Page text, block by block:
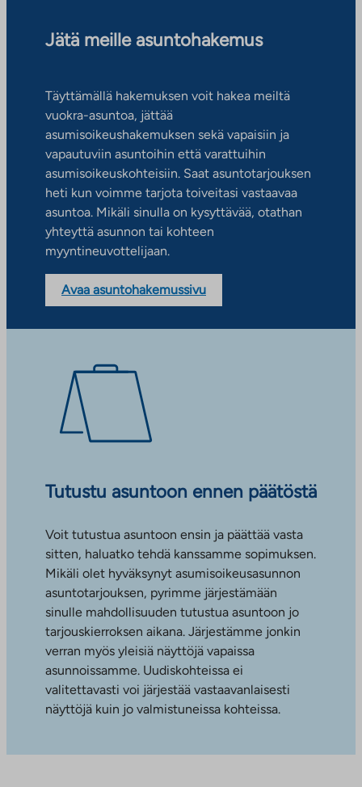
Jätä meille asuntohakemus
Täyttämällä hakemuksen voit hakea meiltä
vuokra-asuntoa, jättää
asumisoikeushakemuksen sekä vapaisiin ja
vapautuviin asuntoihin että varattuihin
asumisoikeuskohteisiin. Saat asuntotarjouksen
heti kun voimme tarjota toiveitasi vastaavaa
asuntoa. Mikäli sinulla on kysyttävää, otathan
yhteyttä asunnon tai kohteen
myyntineuvottelijaan.
Avaa asuntohakemussivu
Tutustu asuntoon ennen päätöstä
Voit tutustua asuntoon ensin ja päättää vasta
sitten, haluatko tehdä kanssamme sopimuksen.
Mikäli olet hyväksynyt asumisoikeusasunnon
asuntotarjouksen, pyrimme järjestämään
sinulle mahdollisuuden tutustua asuntoon jo
tarjouskierroksen aikana. Järjestämme jonkin
verran myös yleisiä näyttöjä vapaissa
asunnoissamme. Uudiskohteissa ei
valitettavasti voi järjestää vastaavanlaisesti
näyttöjä kuin jo valmistuneissa kohteissa.